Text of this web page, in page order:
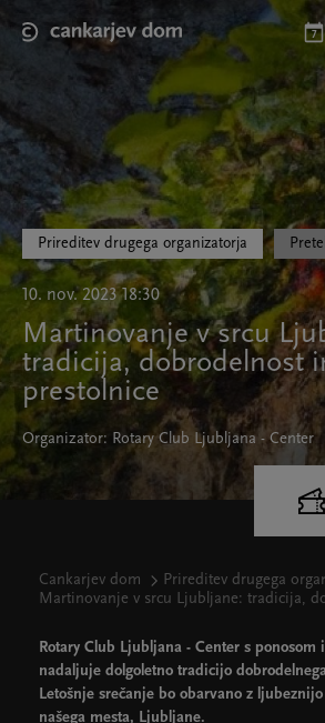
to
main
7
Prireditev drugega organizatorja
10. nov. 2023 18:30
Martinovanje v srcu
tradicija, dobrodelnost
prestolnice
Organizator: Rotary Club Ljubljana - Center
Cankarjev dom
Prireditev drugega
Martinovanje v srcu Ljubljane: tradicija,
Rotary Club Ljubljana - Center s ponosom
nadaljuje dolgoletno tradicijo
Letošnje srečanje bo obarvano z
našega mesta, Ljubljane.